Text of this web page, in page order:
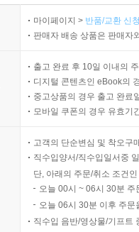
마이페이지 > 반품/교환 신
판매자 배송 상품은 판매자
출고 완료 후 10일 이내의
디지털 콘텐츠인 eBook의
중고상품의 경우 출고 완료
모바일 쿠폰의 경우 유효기
고객의 단순변심 및 착오구
직수입양서/직수입일서중
단, 아래의 주문/취소 조건
오늘 00시 ~ 06시 30분
오늘 06시 30분 이후 주
직수입 음반/영상물/기프트